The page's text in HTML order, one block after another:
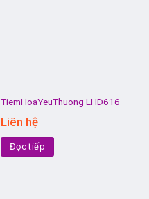
TiemHoaYeuThuong LHD616
Liên hệ
Đọc tiếp